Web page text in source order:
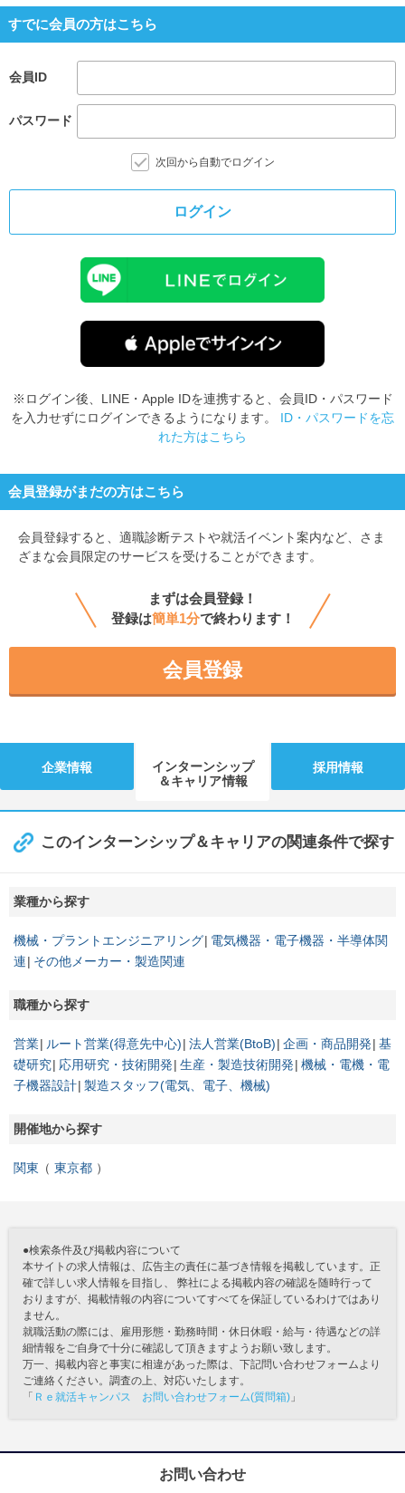
すでに会員の方はこちら
会員ID
パスワード
次回から自動でログイン
ログイン
※ログイン後、LINE・Apple IDを連携すると、会員ID・パスワード
を入力せずにログインできるようになります。 ID・パスワードを忘
れた方はこちら
会員登録がまだの方はこちら
会員登録すると、 適職診断テストや就活イベント案内など、さま
ざまな会員限定のサービスを受けることができます。
まずは会員登録！
登録は簡単1分で終わります！
会員登録
企業情報
インターンシップ
＆キャリア情報
採用情報
このインターンシップ＆キャリアの関連条件で探す
業種から探す
機械・プラントエンジニアリング 電気機器・電子機器・半導体関
連
その他メーカー・製造関連
職種から探す
営業 ルート営業(得意先中心) 法人営業(BtoB) 企画・商品開発 基
礎研究 応用研究・技術開発 生産・製造技術開発 機械・電機・電
子機器設計 製造スタッフ(電気、電子、機械)
開催地から探す
関東 東京都
●検索条件及び掲載内容について
本サイトの求人情報は、広告主の責任に基づき情報を掲載しています。正
確で詳しい求人情報を目指し、 弊社による掲載内容の確認を随時行って
おりますが、掲載情報の内容についてすべてを保証しているわけではあり
ません。
就職活動の際には、雇用形態・勤務時間・休日休暇・給与・待遇などの詳
細情報をご自身で十分に確認して頂きますようお願い致します。
万一、掲載内容と事実に相違があった際は、下記問い合わせフォームより
ご連絡ください。調査の上、対応いたします。
「 Ｒｅ就活キャンパス お問い合わせフォーム(質問箱) 」
お問い合わせ